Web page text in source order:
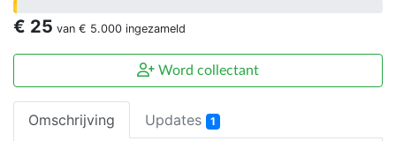
€ 25 van € 5.000 ingezameld
Word collectant
Omschrijving Updates 1